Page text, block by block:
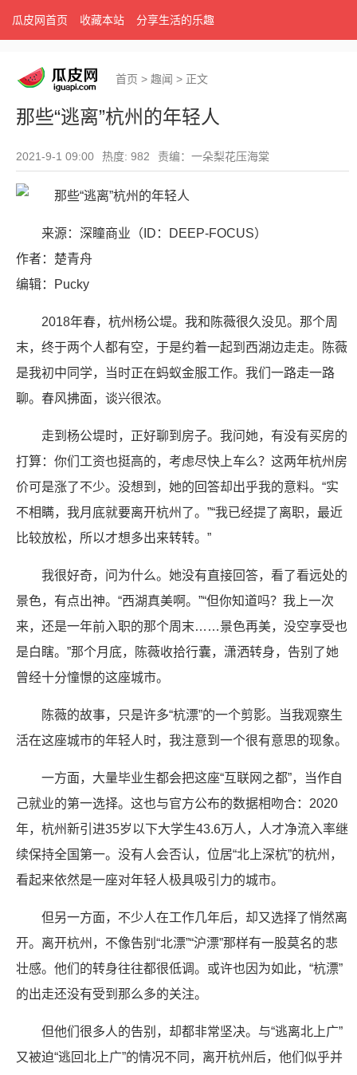
瓜皮网首页 收藏本站 分享生活的乐趣
首页 > 趣闻 > 正文
那些“逃离”杭州的年轻人
2021-9-1 09:00 热度: 982 责编：一朵梨花压海棠
来源：深瞳商业（ID：DEEP-FOCUS）
作者：楚青舟
编辑：Pucky
2018年春，杭州杨公堤。我和陈薇很久没见。那个周
末，终于两个人都有空，于是约着一起到西湖边走走。陈薇
是我初中同学，当时正在蚂蚁金服工作。我们一路走一路
聊。春风拂面，谈兴很浓。
走到杨公堤时，正好聊到房子。我问她，有没有买房的
打算：你们工资也挺高的，考虑尽快上车么？这两年杭州房
价可是涨了不少。没想到，她的回答却出乎我的意料。“实
不相瞒，我月底就要离开杭州了。”“我已经提了离职，最近
比较放松，所以才想多出来转转。”
我很好奇，问为什么。她没有直接回答，看了看远处的
景色，有点出神。“西湖真美啊。”“但你知道吗？我上一次
来，还是一年前入职的那个周末……景色再美，没空享受也
是白瞎。”那个月底，陈薇收拾行囊，潇洒转身，告别了她
曾经十分憧憬的这座城市。
陈薇的故事，只是许多“杭漂”的一个剪影。当我观察生
活在这座城市的年轻人时，我注意到一个很有意思的现象。
一方面，大量毕业生都会把这座“互联网之都”，当作自
己就业的第一选择。这也与官方公布的数据相吻合：2020
年，杭州新引进35岁以下大学生43.6万人，人才净流入率继
续保持全国第一。没有人会否认，位居“北上深杭”的杭州，
看起来依然是一座对年轻人极具吸引力的城市。
但另一方面，不少人在工作几年后，却又选择了悄然离
开。离开杭州，不像告别“北漂”“沪漂”那样有一股莫名的悲
壮感。他们的转身往往都很低调。或许也因为如此，“杭漂”
的出走还没有受到那么多的关注。
但他们很多人的告别，却都非常坚决。与“逃离北上广”
又被迫“逃回北上广”的情况不同，离开杭州后，他们似乎并